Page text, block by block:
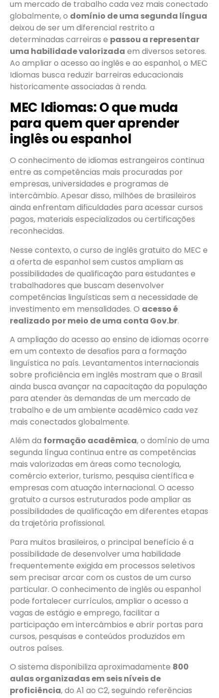
um mercado de trabalho cada vez mais conectado
globalmente, o domínio de uma segunda língua
deixou de ser um diferencial restrito a
determinadas carreiras e passou a representar
uma habilidade valorizada em diversos setores.
Ao ampliar o acesso ao inglês e ao espanhol, o MEC
Idiomas busca reduzir barreiras educacionais
historicamente associadas à renda.
MEC Idiomas: O que muda
para quem quer aprender
inglês ou espanhol
O conhecimento de idiomas estrangeiros continua
entre as competências mais procuradas por
empresas, universidades e programas de
intercâmbio. Apesar disso, milhões de brasileiros
ainda enfrentam dificuldades para acessar cursos
pagos, materiais especializados ou certificações
reconhecidas.
Nesse contexto, o curso de inglês gratuito do MEC e
a oferta de espanhol sem custos ampliam as
possibilidades de qualificação para estudantes e
trabalhadores que buscam desenvolver
competências linguísticas sem a necessidade de
investimento em mensalidades. O acesso é
realizado por meio de uma conta Gov.br.
A ampliação do acesso ao ensino de idiomas ocorre
em um contexto de desafios para a formação
linguística no país. Levantamentos internacionais
sobre proficiência em inglês mostram que o Brasil
ainda busca avançar na capacitação da população
para atender às demandas de um mercado de
trabalho e de um ambiente acadêmico cada vez
mais conectados globalmente.
Além da formação acadêmica, o domínio de uma
segunda língua continua entre as competências
mais valorizadas em áreas como tecnologia,
comércio exterior, turismo, pesquisa científica e
empresas com atuação internacional. O acesso
gratuito a cursos estruturados pode ampliar as
possibilidades de qualificação em diferentes etapas
da trajetória profissional.
Para muitos brasileiros, o principal benefício é a
possibilidade de desenvolver uma habilidade
frequentemente exigida em processos seletivos
sem precisar arcar com os custos de um curso
particular. O conhecimento de inglês ou espanhol
pode fortalecer currículos, ampliar o acesso a
vagas de estágio e emprego, facilitar a
participação em intercâmbios e abrir portas para
cursos, pesquisas e conteúdos produzidos em
outros países.
O sistema disponibiliza aproximadamente 800
aulas organizadas em seis níveis de
proficiência, do A1 ao C2, seguindo referências